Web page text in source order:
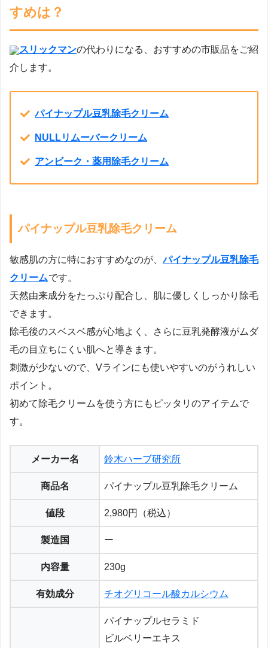
すめは？
スリックマンの代わりになる、おすすめの市販品をご紹
介します。
パイナップル豆乳除毛クリーム
NULLリムーバークリーム
アンビーク・薬用除毛クリーム
パイナップル豆乳除毛クリーム
敏感肌の方に特におすすめなのが、パイナップル豆乳除毛
クリームです。
天然由来成分をたっぷり配合し、肌に優しくしっかり除毛
できます。
除毛後のスベスベ感が心地よく、さらに豆乳発酵液がムダ
毛の目立ちにくい肌へと導きます。
刺激が少ないので、Vラインにも使いやすいのがうれしい
ポイント。
初めて除毛クリームを使う方にもピッタリのアイテムで
す。
メーカー名 鈴木ハーブ研究所
商品名 パイナップル豆乳除毛クリーム
値段 2,980円（税込）
製造国 ー
内容量 230g
有効成分 チオグリコール酸カルシウム
パイナップルセラミド
ビルベリーエキス